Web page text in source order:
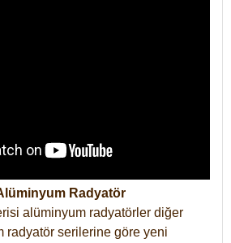
Radyatör
alüminyum radyatörler diğer
radyatör serilerine göre yeni